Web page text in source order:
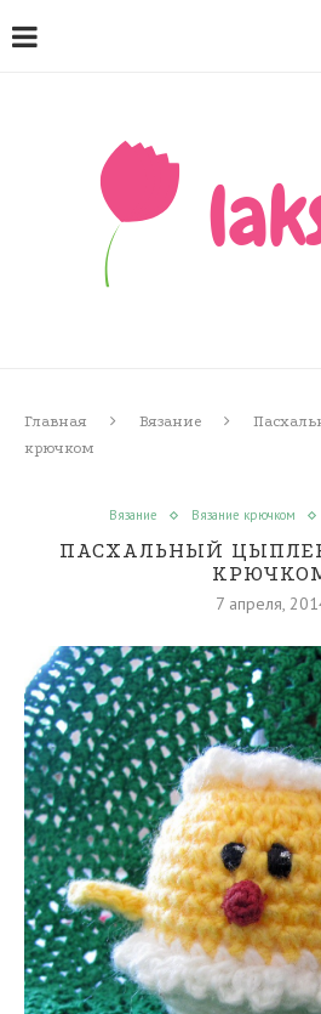
Главная Вязание
крючком
Вязание Вязание крючком
ПАСХАЛЬНЫЙ
7 апреля,